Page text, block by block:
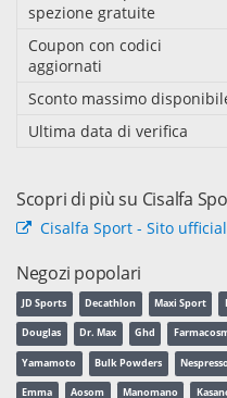
spezione gratuite
Coupon con codici
aggiornati
Sconto massimo
Ultima data di verifica
Scopri di più su Cisalfa
Cisalfa Sport - Sito
Negozi popolari
JD Sports Decathlon Maxi Sport
Douglas Dr. Max Ghd
Yamamoto Bulk Powders
Emma Aosom Manomano